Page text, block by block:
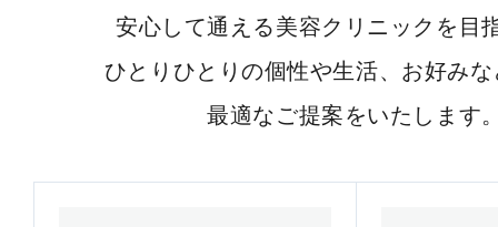
安心して通える美容クリニックを目
ひとりひとりの個性や生活、お好み
最適なご提案をいたします